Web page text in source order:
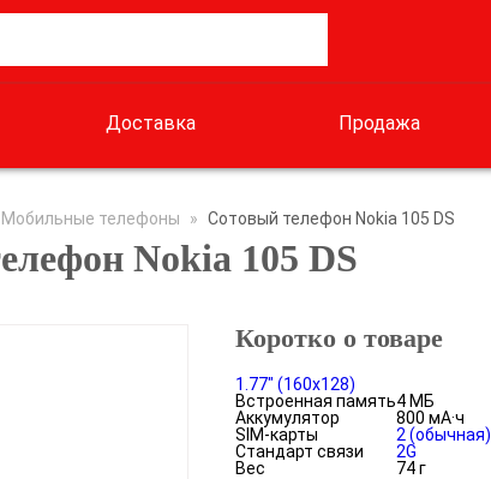
Доставка Продажа
Мобильные телефоны » Сотовый телефон Nokia 105 DS
Nokia 105 DS
Коротко о товаре
1.77" (160x128)
Встроенная память4 МБ
Аккумулятор
800 мА·ч
SIM-карты
2 (обычная)
Стандарт связи
2G
Вес
74 г